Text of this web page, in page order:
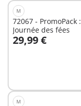
M
72067 - PromoPack :
Journée des fées
29,99 €
Au panier
M